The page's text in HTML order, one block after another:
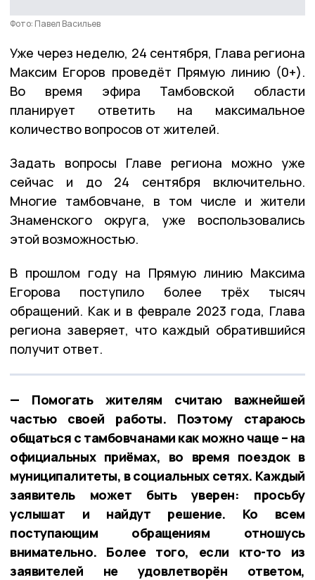
Фото: Павел Васильев
Уже через неделю, 24 сентября, Глава региона
Максим Егоров проведёт Прямую линию (0+).
Во время эфира Тамбовской области
планирует ответить на максимальное
количество вопросов от жителей.
Задать вопросы Главе региона можно уже
сейчас и до 24 сентября включительно.
Многие тамбовчане, в том числе и жители
Знаменского округа, уже воспользовались
этой возможностью.
В прошлом году на Прямую линию Максима
Егорова поступило более трёх тысяч
обращений. Как и в феврале 2023 года, Глава
региона заверяет, что каждый обратившийся
получит ответ.
— Помогать жителям считаю важнейшей
частью своей работы. Поэтому стараюсь
общаться с тамбовчанами как можно чаще – на
официальных приёмах, во время поездок в
муниципалитеты, в социальных сетях. Каждый
заявитель может быть уверен: просьбу
услышат и найдут решение. Ко всем
поступающим обращениям отношусь
внимательно. Более того, если кто-то из
заявителей не удовлетворён ответом,